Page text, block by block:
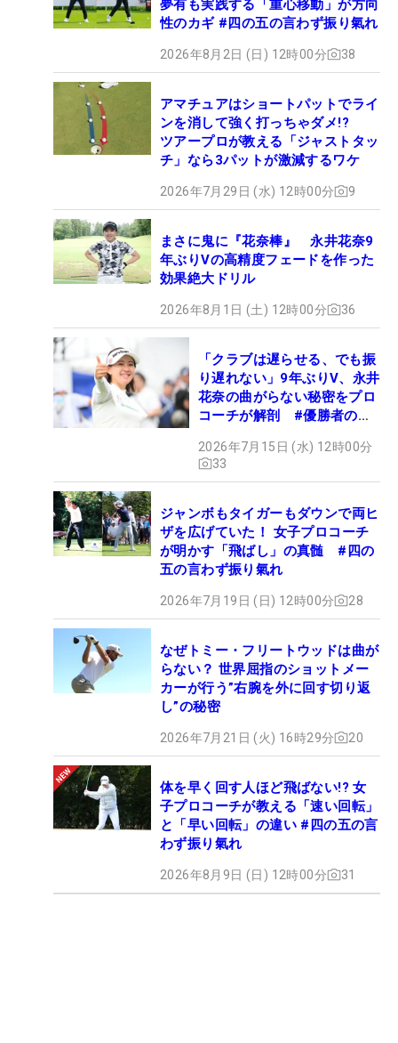
夢有も実践する「重心移動」が方向
性のカギ #四の五の言わず振り氣れ
2026年8月2日 (日) 12時00分 38
アマチュアはショートパットでライ
ンを消して強く打っちゃダメ!?
ツアープロが教える「ジャストタッ
チ」なら3パットが激減するワケ
2026年7月29日 (水) 12時00分 9
まさに鬼に『花奈棒』 永井花奈9
年ぶりVの高精度フェードを作った
効果絶大ドリル
2026年8月1日 (土) 12時00分 36
「クラブは遅らせる、でも振
り遅れない」9年ぶりV、永井
花奈の曲がらない秘密をプロ
コーチが解剖 #優勝者のス
2026年7月15日 (水) 12時00分
33
ジャンボもタイガーもダウンで両ヒ
ザを広げていた！ 女子プロコーチ
が明かす「飛ばし」の真髄 #四の
五の言わず振り氣れ
2026年7月19日 (日) 12時00分 28
なぜトミー・フリートウッドは曲が
らない？ 世界屈指のショットメー
カーが行う”右腕を外に回す切り返
し”の秘密
2026年7月21日 (火) 16時29分 20
体を早く回す人ほど飛ばない!? 女
子プロコーチが教える「速い回転」
と「早い回転」の違い #四の五の言
わず振り氣れ
2026年8月9日 (日) 12時00分 31